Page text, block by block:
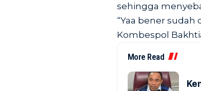
sehingga
“Yaa bener sudah
Kombespol
More Read